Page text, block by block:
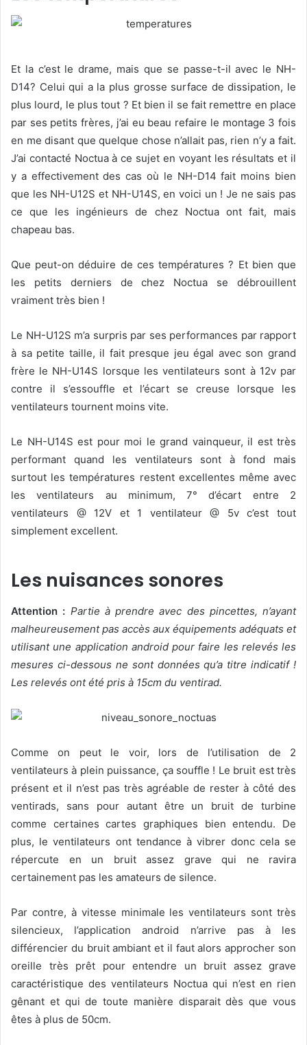
Et la c’est le drame, mais que se passe-t-il avec le NH-
D14? Celui qui a la plus grosse surface de dissipation, le
plus lourd, le plus tout ? Et bien il se fait remettre en place
par ses petits frères, j’ai eu beau refaire le montage 3 fois
en me disant que quelque chose n’allait pas, rien n’y a fait.
J’ai contacté Noctua à ce sujet en voyant les résultats et il
y a effectivement des cas où le NH-D14 fait moins bien
que les NH-U12S et NH-U14S, en voici un ! Je ne sais pas
ce que les ingénieurs de chez Noctua ont fait, mais
chapeau bas.
Que peut-on déduire de ces températures ? Et bien que
les petits derniers de chez Noctua se débrouillent
vraiment très bien !
Le NH-U12S m’a surpris par ses performances par rapport
à sa petite taille, il fait presque jeu égal avec son grand
frère le NH-U14S lorsque les ventilateurs sont à 12v par
contre il s’essouffle et l’écart se creuse lorsque les
ventilateurs tournent moins vite.
Le NH-U14S est pour moi le grand vainqueur, il est très
performant quand les ventilateurs sont à fond mais
surtout les températures restent excellentes même avec
les ventilateurs au minimum, 7° d’écart entre 2
ventilateurs @ 12V et 1 ventilateur @ 5v c’est tout
simplement excellent.
Les nuisances sonores
Attention : Partie à prendre avec des pincettes, n’ayant
malheureusement pas accès aux équipements adéquats et
utilisant une application android pour faire les relevés les
mesures ci-dessous ne sont données qu’a titre indicatif !
Les relevés ont été pris à 15cm du ventirad.
Comme on peut le voir, lors de l’utilisation de 2
ventilateurs à plein puissance, ça souffle ! Le bruit est très
présent et il n’est pas très agréable de rester à côté des
ventirads, sans pour autant être un bruit de turbine
comme certaines cartes graphiques bien entendu. De
plus, le ventilateurs ont tendance à vibrer donc cela se
répercute en un bruit assez grave qui ne ravira
certainement pas les amateurs de silence.
Par contre, à vitesse minimale les ventilateurs sont très
silencieux, l’application android n’arrive pas à les
différencier du bruit ambiant et il faut alors approcher son
oreille très prêt pour entendre un bruit assez grave
caractéristique des ventilateurs Noctua qui n’est en rien
gênant et qui de toute manière disparait dès que vous
êtes à plus de 50cm.